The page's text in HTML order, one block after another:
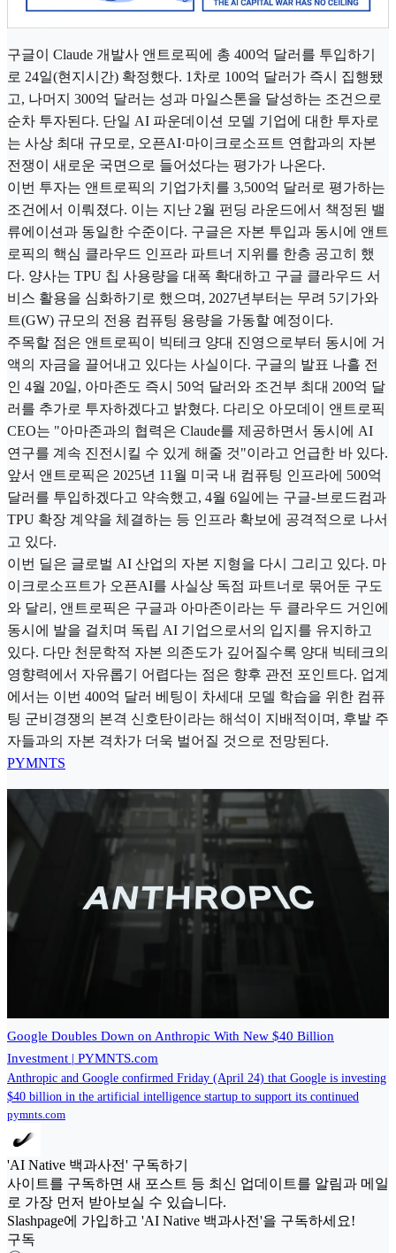
구글이 Claude 개발사 앤트로픽에 총 400억 달러를 투입하기
로 24일(현지시간) 확정했다. 1차로 100억 달러가 즉시 집행됐
고, 나머지 300억 달러는 성과 마일스톤을 달성하는 조건으로
순차 투자된다. 단일 AI 파운데이션 모델 기업에 대한 투자로
는 사상 최대 규모로, 오픈AI·마이크로소프트 연합과의 자본
전쟁이 새로운 국면으로 들어섰다는 평가가 나온다.
이번 투자는 앤트로픽의 기업가치를 3,500억 달러로 평가하는
조건에서 이뤄졌다. 이는 지난 2월 펀딩 라운드에서 책정된 밸
류에이션과 동일한 수준이다. 구글은 자본 투입과 동시에 앤트
로픽의 핵심 클라우드 인프라 파트너 지위를 한층 공고히 했
다. 양사는 TPU 칩 사용량을 대폭 확대하고 구글 클라우드 서
비스 활용을 심화하기로 했으며, 2027년부터는 무려 5기가와
트(GW) 규모의 전용 컴퓨팅 용량을 가동할 예정이다.
주목할 점은 앤트로픽이 빅테크 양대 진영으로부터 동시에 거
액의 자금을 끌어내고 있다는 사실이다. 구글의 발표 나흘 전
인 4월 20일, 아마존도 즉시 50억 달러와 조건부 최대 200억 달
러를 추가로 투자하겠다고 밝혔다. 다리오 아모데이 앤트로픽
CEO는 "아마존과의 협력은 Claude를 제공하면서 동시에 AI
연구를 계속 진전시킬 수 있게 해줄 것"이라고 언급한 바 있다.
앞서 앤트로픽은 2025년 11월 미국 내 컴퓨팅 인프라에 500억
달러를 투입하겠다고 약속했고, 4월 6일에는 구글-브로드컴과
TPU 확장 계약을 체결하는 등 인프라 확보에 공격적으로 나서
고 있다.
이번 딜은 글로벌 AI 산업의 자본 지형을 다시 그리고 있다. 마
이크로소프트가 오픈AI를 사실상 독점 파트너로 묶어둔 구도
와 달리, 앤트로픽은 구글과 아마존이라는 두 클라우드 거인에
동시에 발을 걸치며 독립 AI 기업으로서의 입지를 유지하고
있다. 다만 천문학적 자본 의존도가 깊어질수록 양대 빅테크의
영향력에서 자유롭기 어렵다는 점은 향후 관전 포인트다. 업계
에서는 이번 400억 달러 베팅이 차세대 모델 학습을 위한 컴퓨
팅 군비경쟁의 본격 신호탄이라는 해석이 지배적이며, 후발 주
자들과의 자본 격차가 더욱 벌어질 것으로 전망된다.
PYMNTS
Google Doubles Down on Anthropic With New $40 Billion
Investment | PYMNTS.com
Anthropic and Google confirmed Friday (April 24) that Google is investing
$40 billion in the artificial intelligence startup to support its continued
pymnts.com
'AI Native 백과사전' 구독하기
사이트를 구독하면 새 포스트 등 최신 업데이트를 알림과 메일
로 가장 먼저 받아보실 수 있습니다.
Slashpage에 가입하고 'AI Native 백과사전'을 구독하세요!
구독